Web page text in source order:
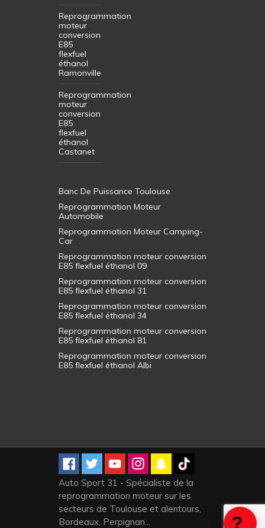
Reprogrammation
moteur
conversion
E85
flexfuel
éthanol
Ramonville
Reprogrammation
moteur
conversion
E85
flexfuel
éthanol
Castanet
Banc De Puissance Toulouse
Reprogrammation Moteur
Automobile
Reprogrammation Moteur Camping-
Car
Reprogrammation moteur conversion
E85 flexfuel éthanol 09
Reprogrammation moteur conversion
E85 flexfuel éthanol 31
Reprogrammation moteur conversion
E85 flexfuel éthanol 34
Reprogrammation moteur conversion
E85 flexfuel éthanol 81
Reprogrammation moteur conversion
E85 flexfuel éthanol Albi
Auto Sport 31 - Spécialiste de la
reprogrammation moteur sur les
secteurs de Toulouse et alentours,
Bordeaux, Perpignan...